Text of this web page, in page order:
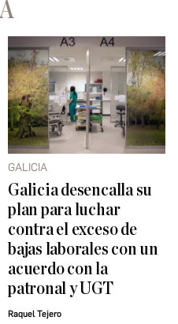
GALICIA
Galicia desencalla su
plan para luchar
contra el exceso de
bajas laborales con un
acuerdo con la
patronal y UGT
Raquel Tejero